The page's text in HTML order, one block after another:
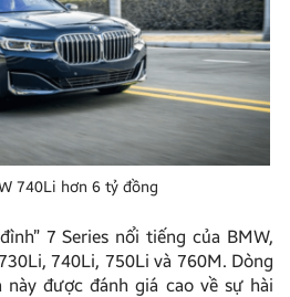
740Li hơn 6 tỷ đồng
7 Series nổi tiếng của BMW,
740Li, 750Li và 760M. Dòng
này được đánh giá cao về sự hài